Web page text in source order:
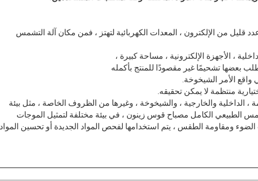
من الإلكترون ، المعدات الكهربائية لتهتز ، فمن مكان آلة التشمس
، الأجهزة الإلكترونية ، مساحة كبيرة ،
بعضها تشحيمًا غير مقصودًا للمنتج بأكمله
الأمر الشيخوخة.
الداخلية والخارجية ، والشيخوخة ، وغيرها من الظروف الخاصة ، مثل بيئة
الطبيعي الكامل مصباح قوس زينون ، في بيئة مختلفة لتمثيل الموجات
الضوء ومقاومة الطقس ، يتم استخدامها لفحص المواد الجديدة أو تحسين المواد